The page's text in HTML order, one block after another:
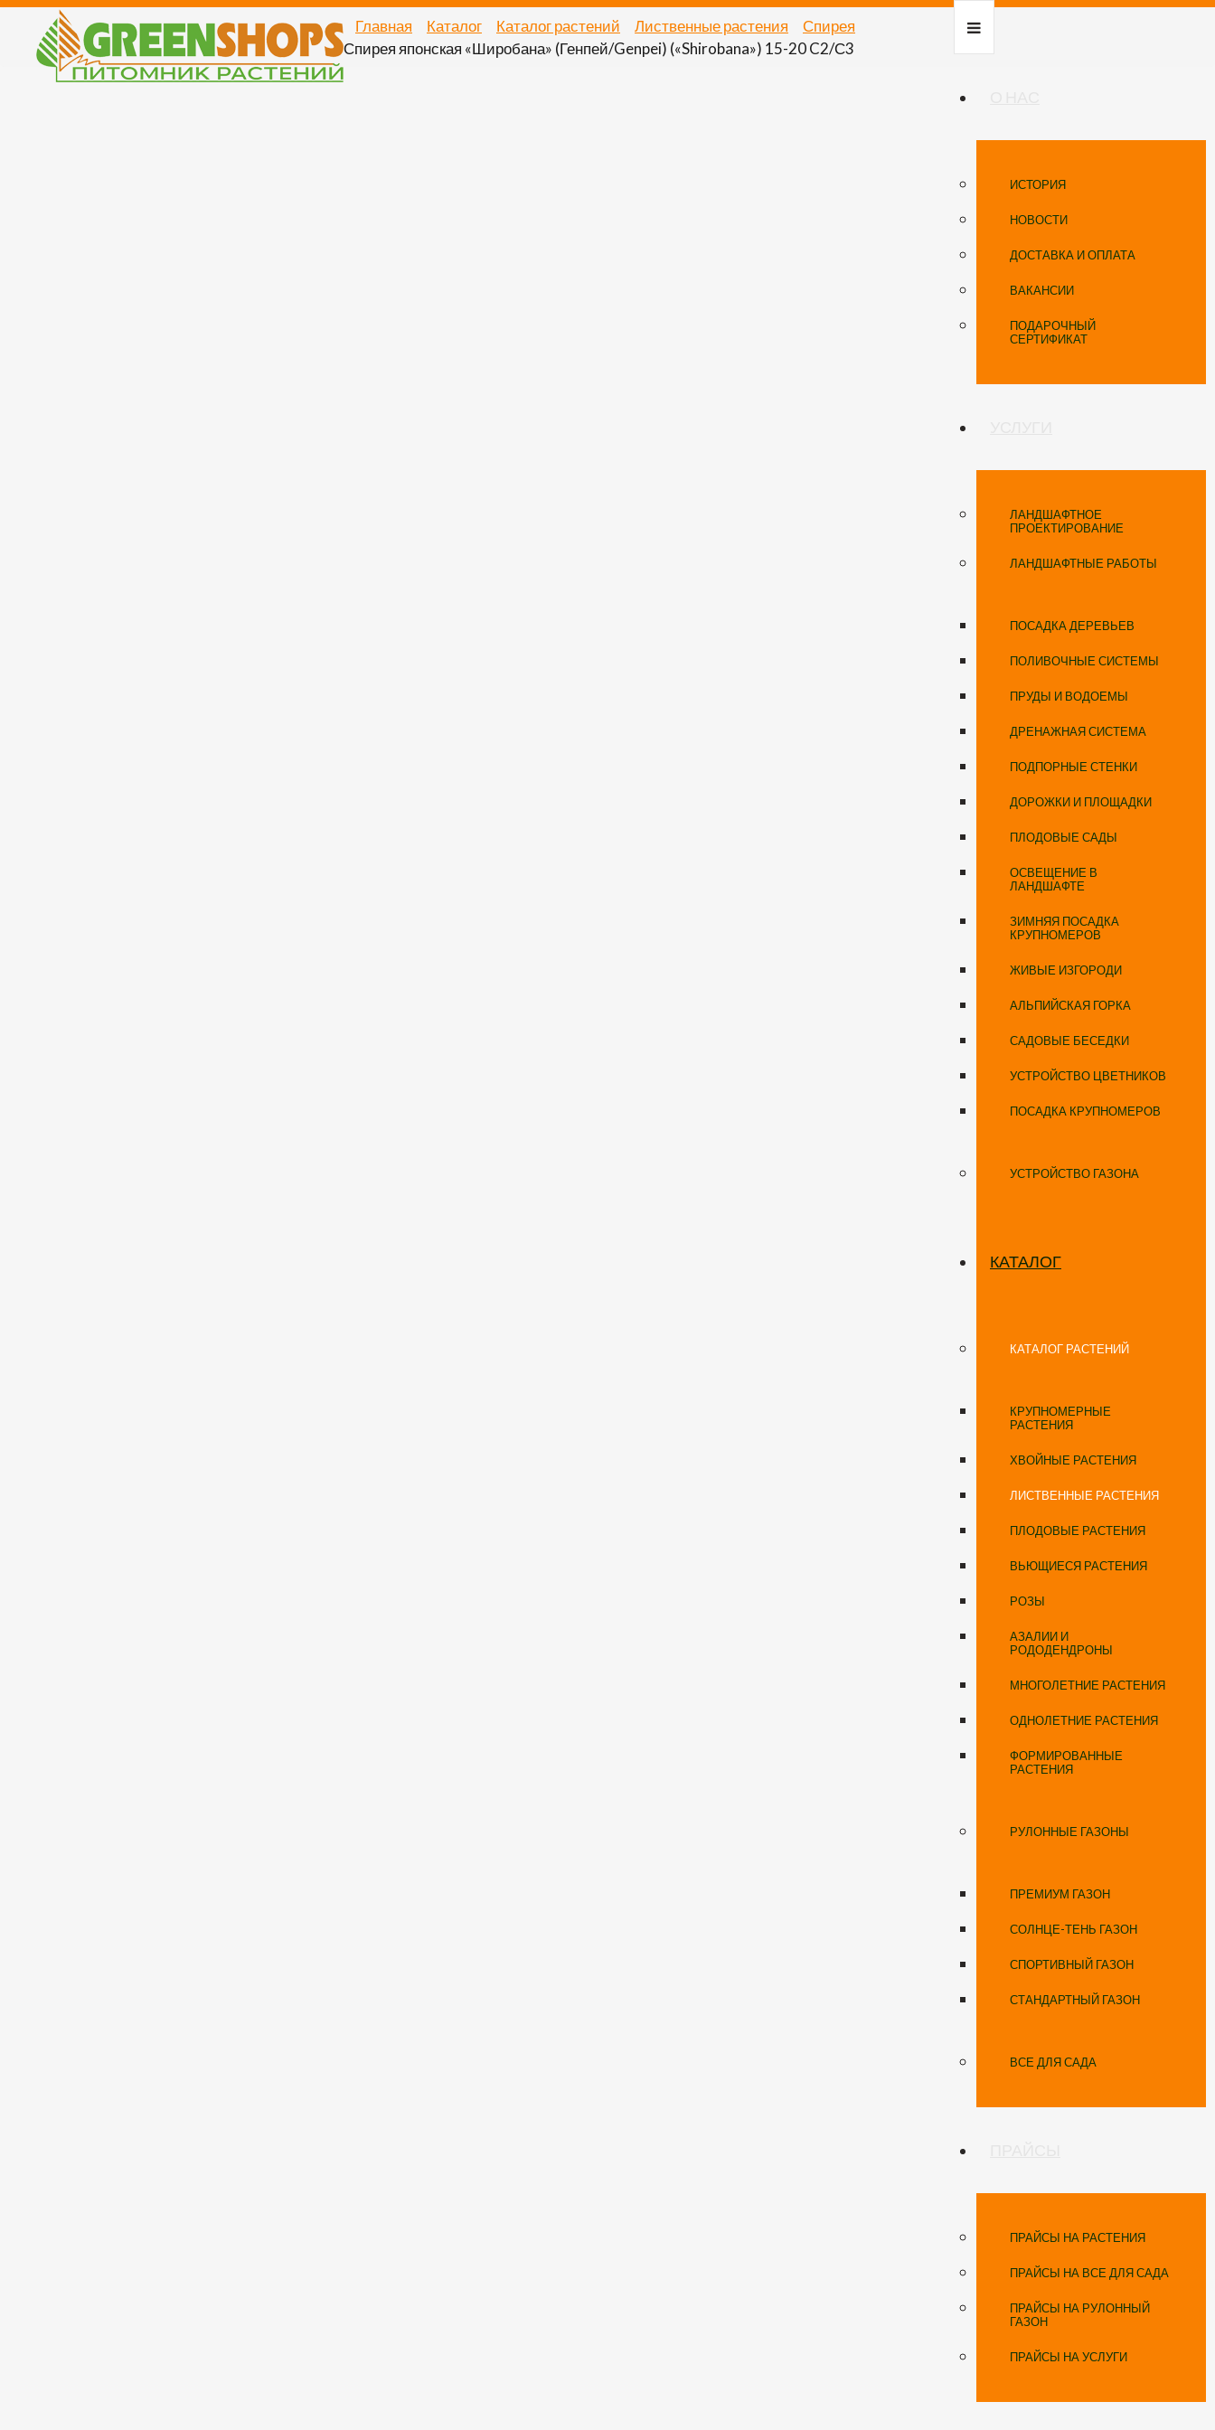
ИСТОРИЯ
НОВОСТИ
ДОСТАВКА И ОПЛАТА
ВАКАНСИИ
ПОДАРОЧНЫЙ
СЕРТИФИКАТ
ЛАНДШАФТНОЕ
ПРОЕКТИРОВАНИЕ
ЛАНДШАФТНЫЕ РАБОТЫ
ПОСАДКА ДЕРЕВЬЕВ
ПОЛИВОЧНЫЕ СИСТЕМЫ
ПРУДЫ И ВОДОЕМЫ
ДРЕНАЖНАЯ СИСТЕМА
ПОДПОРНЫЕ СТЕНКИ
ДОРОЖКИ И ПЛОЩАДКИ
ПЛОДОВЫЕ САДЫ
ОСВЕЩЕНИЕ В
ЛАНДШАФТЕ
ЗИМНЯЯ ПОСАДКА
КРУПНОМЕРОВ
ЖИВЫЕ ИЗГОРОДИ
АЛЬПИЙСКАЯ ГОРКА
САДОВЫЕ БЕСЕДКИ
УСТРОЙСТВО ЦВЕТНИКОВ
ПОСАДКА КРУПНОМЕРОВ
УСТРОЙСТВО ГАЗОНА
КАТАЛОГ
КАТАЛОГ РАСТЕНИЙ
КРУПНОМЕРНЫЕ
РАСТЕНИЯ
ХВОЙНЫЕ РАСТЕНИЯ
ЛИСТВЕННЫЕ РАСТЕНИЯ
ПЛОДОВЫЕ РАСТЕНИЯ
ВЬЮЩИЕСЯ РАСТЕНИЯ
РОЗЫ
АЗАЛИИ И
РОДОДЕНДРОНЫ
МНОГОЛЕТНИЕ РАСТЕНИЯ
ОДНОЛЕТНИЕ РАСТЕНИЯ
ФОРМИРОВАННЫЕ
РАСТЕНИЯ
РУЛОННЫЕ ГАЗОНЫ
ПРЕМИУМ ГАЗОН
СОЛНЦЕ-ТЕНЬ ГАЗОН
СПОРТИВНЫЙ ГАЗОН
СТАНДАРТНЫЙ ГАЗОН
ВСЕ ДЛЯ САДА
ПРАЙСЫ НА РАСТЕНИЯ
ПРАЙСЫ НА ВСЕ ДЛЯ САДА
ПРАЙСЫ НА РУЛОННЫЙ
ГАЗОН
ПРАЙСЫ НА УСЛУГИ
Главная Каталог Каталог растений Лиственные растения
Спирея
Спирея японская «Широбана» (Генпей/Genpei) («Shirobana») 15-20 C2/С3